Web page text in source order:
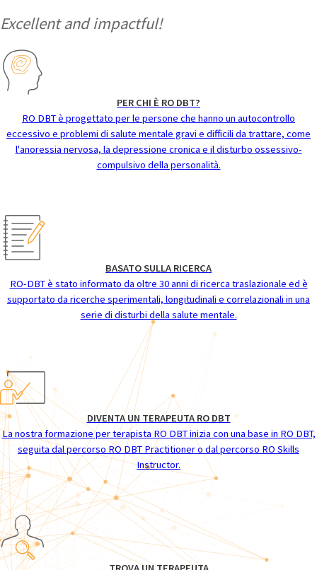
Excellent and impactful!
PER CHI È RO DBT?
RO DBT è progettato per le persone che hanno un autocontrollo
eccessivo e problemi di salute mentale gravi e difficili da trattare, come
l'anoressia nervosa, la depressione cronica e il disturbo ossessivo-
compulsivo della personalità.
BASATO SULLA RICERCA
RO-DBT è stato informato da oltre 30 anni di ricerca traslazionale ed è
supportato da ricerche sperimentali, longitudinali e correlazionali in una
serie di disturbi della salute mentale.
DIVENTA UN TERAPEUTA RO DBT
La nostra formazione per terapista RO DBT inizia con una base in RO DBT,
seguita dal percorso RO DBT Practitioner o dal percorso RO Skills
Instructor.